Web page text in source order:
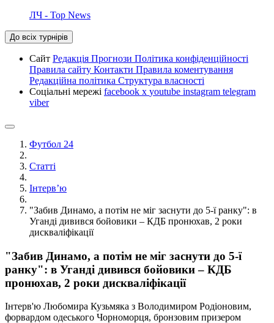
ЛЧ - Top News
До всіх турнірів
Сайт Редакція Прогнози Політика конфіденційності
Правила сайту Контакти Правила коментування
Редакційна політика Структура власності
Соціальні мережі facebook x youtube instagram telegram
viber
Футбол 24
Статті
Інтерв’ю
"Забив Динамо, а потім не міг заснути до 5-ї ранку": в
Уганді дивився бойовики – КДБ пронюхав, 2 роки
дискваліфікації
"Забив Динамо, а потім не міг заснути до 5-ї
ранку": в Уганді дивився бойовики – КДБ
пронюхав, 2 роки дискваліфікації
Інтерв'ю Любомира Кузьмяка з Володимиром Родіоновим,
форвардом одеського Чорноморця, бронзовим призером